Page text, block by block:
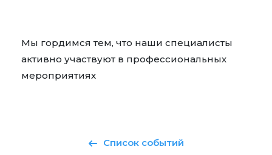
Мы гордимся тем, что наши специалисты
активно участвуют в профессиональных
мероприятиях
Список событий